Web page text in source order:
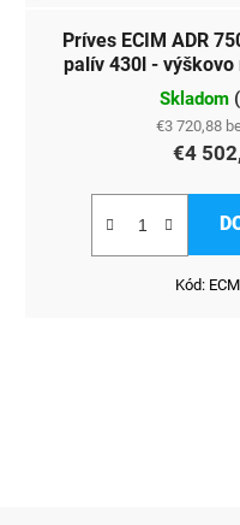
Príves ECIM ADR
palív 430l -
Skladom (
€3 720,88
€4
Kód: